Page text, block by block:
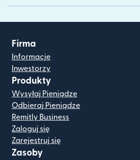
Firma
Informacje
Inwestorzy
Produkty
Wysyłaj Pieniądze
Odbieraj Pieniądze
Remitly Business
Zaloguj się
Zarejestruj się
Zasoby